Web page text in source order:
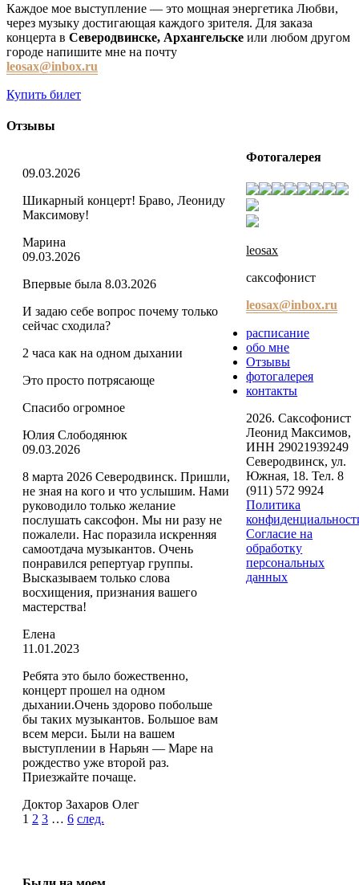
Каждое мое выступление — это мощная энергетика Любви,
через музыку достигающая каждого зрителя. Для заказа
концерта в Северодвинске, Архангельске или любом другом
городе напишите мне на почту
leosax@inbox.ru
Купить билет
Отзывы
Оценка
из
5
09.03.2026
Шикарный концерт! Браво, Леониду
Максимову!
Марина
Оценка
из
09.03.2026
Впервые была 8.03.2026
И задаю себе вопрос почему только
сейчас сходила?
2 часа как на одном дыхании
Это просто потрясающе
Спасибо огромное
Юлия Слободянюк
Оценка
из
5
09.03.2026
8 марта 2026 Северодвинск. Пришли,
не зная на кого и что услышим. Нами
руководило только желание
послушать саксофон. Мы ни разу не
пожалели. Нас поразила искренняя
самоотдача музыкантов. Очень
понравился репертуар группы.
Высказываем только слова
восхищения, признания вашего
мастерства!
Елена
Оценка
из
5
11.01.2023
Ребята это было божественно,
концерт прошел на одном
дыхании.Очень здорово побольше
бы таких музыкантов. Большое вам
всем мерси. Были на вашем
выступлении в Нарьян — Маре на
рождество уже второй раз.
Приезжайте почаще.
Доктор Захаров Олег
Site
Страница
1 Страница
2 Страница
3 … Страница
6 след.
Фотогалерея
leosax
cаксофонист
leosax@inbox.ru
расписание
обо мне
Отзывы
фотогалерея
контакты
2026. Саксофонист
Леонид Максимов,
ИНН 29021939249
Северодвинск, ул.
Южная, 18. Тел. 8
(911) 572 9924
Политика
Согласие на
обработку
персональных
данных